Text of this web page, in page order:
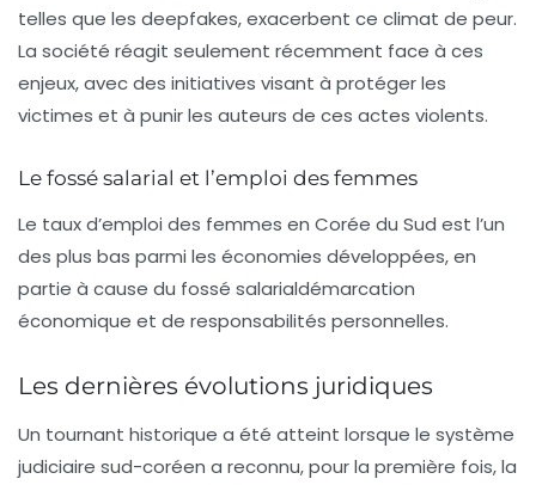
telles que les deepfakes, exacerbent ce climat de peur.
La société réagit seulement récemment face à ces
enjeux, avec des initiatives visant à protéger les
victimes et à punir les auteurs de ces actes violents.
Le fossé salarial et l’emploi des femmes
Le taux d’emploi des femmes en Corée du Sud est l’un
des plus bas parmi les économies développées, en
partie à cause du fossé salarialdémarcation
économique et de responsabilités personnelles.
Les dernières évolutions juridiques
Un tournant historique a été atteint lorsque le système
judiciaire sud-coréen a reconnu, pour la première fois, la